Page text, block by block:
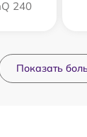
240
Показать